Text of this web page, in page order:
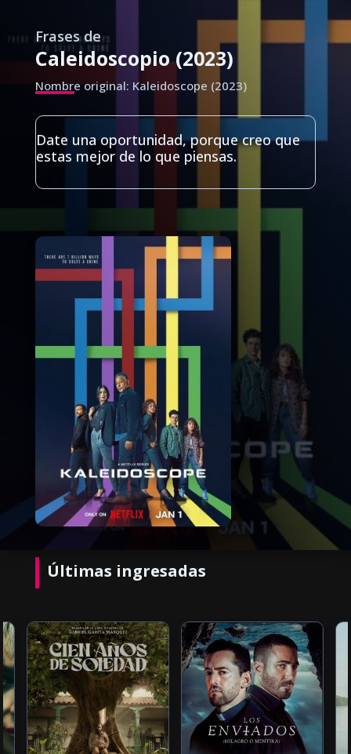
Frases de
Caleidoscopio (2023)
Nombre original: Kaleidoscope (2023)
Date una oportunidad, porque creo que
estas mejor de lo que piensas.
Últimas ingresadas